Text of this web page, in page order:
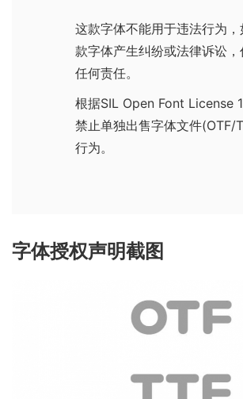
这款字体不能用于违法行为
款字体产生纠纷或法律诉讼，
任何责任。
根据SIL Open Font License
禁止单独出售字体文件(OTF/
行为。
字体授权声明截图